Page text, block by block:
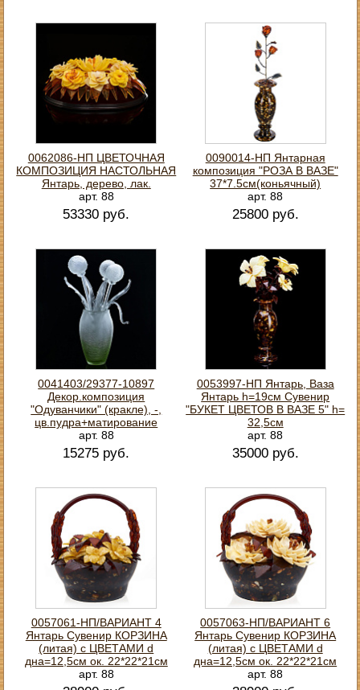
0062086-НП ЦВЕТОЧНАЯ
КОМПОЗИЦИЯ НАСТОЛЬНАЯ
Янтарь, дерево, лак.
арт. 88
53330 руб.
0090014-НП Янтарная
композиция "РОЗА В ВАЗЕ"
37*7.5см(коньячный)
арт. 88
25800 руб.
0041403/29377-10897
Декор.композиция
"Одуванчики" (кракле), -,
цв.пудра+матирование
арт. 88
15275 руб.
0053997-НП Янтарь, Ваза
Янтарь h=19см Сувенир
"БУКЕТ ЦВЕТОВ В ВАЗЕ 5" h=
32,5см
арт. 88
35000 руб.
0057061-НП/ВАРИАНТ 4
Янтарь Сувенир КОРЗИНА
(литая) с ЦВЕТАМИ d
дна=12,5см ок. 22*22*21см
арт. 88
0057063-НП/ВАРИАНТ 6
Янтарь Сувенир КОРЗИНА
(литая) с ЦВЕТАМИ d
дна=12,5см ок. 22*22*21см
арт. 88